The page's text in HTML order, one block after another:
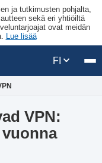
ja tutkimusten pohjalta,
sekä eri yhtiöiltä
ovat meidän
Lue lisää
FI
VPN: